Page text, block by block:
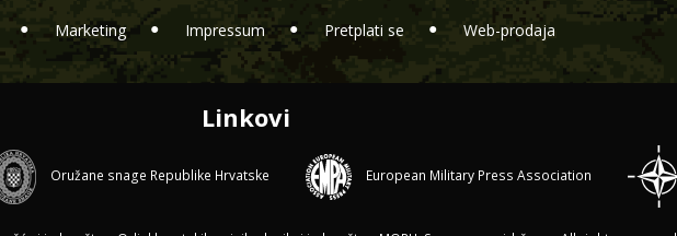
Marketing Impressum Pretplati se Web-prodaja
Linkovi
Oružane snage Republike Hrvatske European Military Press Association